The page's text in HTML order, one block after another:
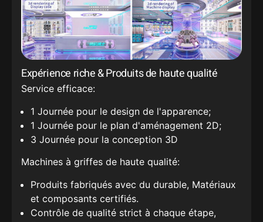
Expérience riche & Produits de haute qualité
Service efficace:
1 Journée pour le design de l'apparence;
1 Journée pour le plan d'aménagement 2D;
3 Journée pour la conception 3D
Machines à griffes de haute qualité:
Produits fabriqués avec du durable, Matériaux
et composants certifiés.
Contrôle de qualité strict à chaque étape,